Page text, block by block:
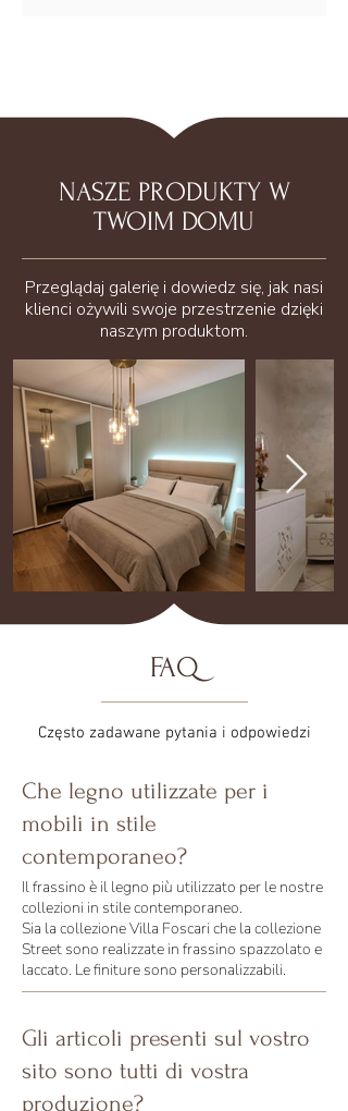
NASZE PRODUKTY W
TWOIM DOMU
Przeglądaj galerię i dowiedz się, jak nasi
klienci ożywili swoje przestrzenie dzięki
naszym produktom.
FAQ
Często zadawane pytania i odpowiedzi
Che legno utilizzate per i
mobili in stile
contemporaneo?
Il frassino è il legno più utilizzato per le nostre
collezioni in stile contemporaneo.
Sia la collezione Villa Foscari che la collezione
Street sono realizzate in frassino spazzolato e
laccato. Le finiture sono personalizzabili.
Gli articoli presenti sul vostro
sito sono tutti di vostra
produzione?